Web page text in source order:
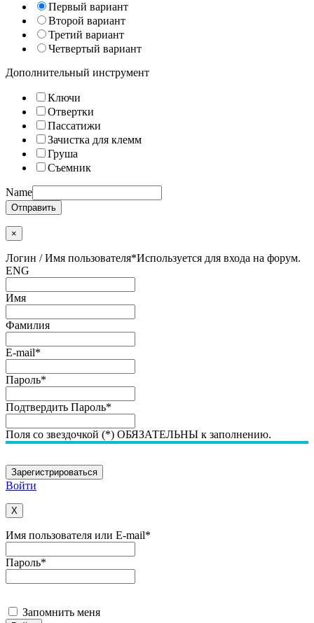
Первый вариант
Второй вариант
Третий вариант
Четвертый вариант
Дополнительный инструмент
Ключи
Отвертки
Пассатижи
Зачистка для клемм
Груша
Съемник
Name
Отправить
×
Логин / Имя пользователя*Используется для входа на форум.
ENG
Имя
Фамилия
E-mail*
Пароль*
Подтвердить Пароль*
Поля со звездочкой (*) ОБЯЗАТЕЛЬНЫ к заполнению.
Войти
X
Имя пользователя или E-mail*
Пароль*
Запомнить меня